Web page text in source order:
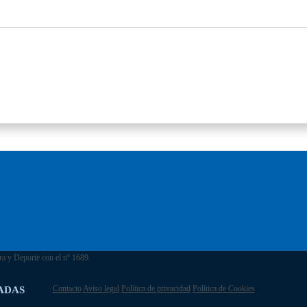
y Deporte con el nº 1689.
Contacto Aviso legal Política de privacidad Política de Cookies